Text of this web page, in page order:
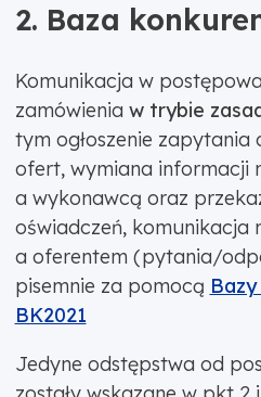
2. Baza
Komunikacja w
zamówienia w trybie
tym ogłoszenie zapytania
ofert, wymiana informacji
a wykonawcą oraz
oświadczeń, komunikacja
a oferentem (pytania/
pisemnie za pomocą
BK2021
Jedyne odstępstwa od